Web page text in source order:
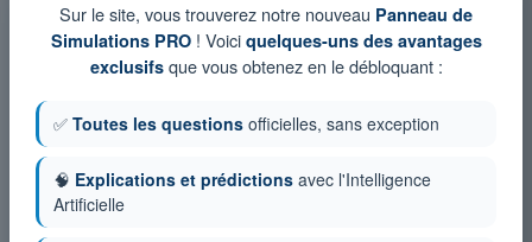
Sur le site, vous trouverez notre nouveau Panneau de
Simulations PRO! Voici quelques-uns des avantages
exclusifsque vous obtenez en le débloquant :
✅ Toutes les questions officielles, sans exception
🧠 Explications et prédictions avec l'Intelligence
Artificielle